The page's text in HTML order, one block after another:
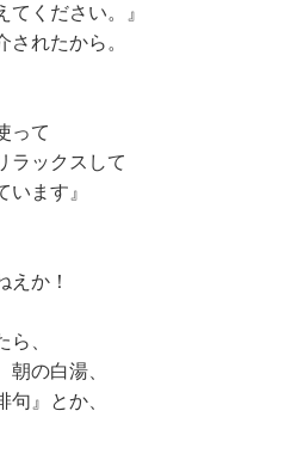
てください。』
されたから。
って
ラックスして
ます』
えか！
、
朝の白湯、
句』とか、